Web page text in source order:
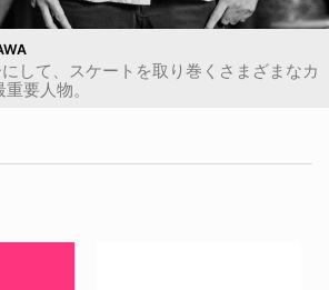
して、スケートを取り巻くさまざまなカ
要人物。